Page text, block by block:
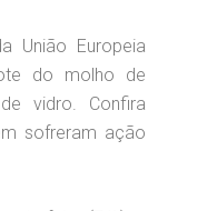
União Europeia
do molho de
vidro. Confira
sofreram ação